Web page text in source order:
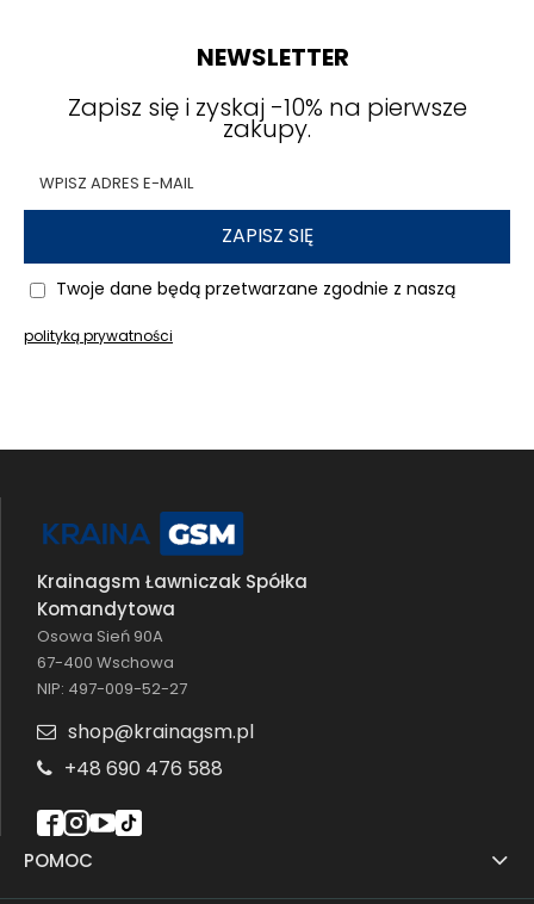
NEWSLETTER
Zapisz się i zyskaj -10% na pierwsze
zakupy.
ZAPISZ SIĘ
Twoje dane będą przetwarzane zgodnie z naszą
polityką prywatności
POMOC
Krainagsm Ławniczak Spółka
Komandytowa
Osowa Sień 90A
67-400 Wschowa
NIP: 497-009-52-27
shop@krainagsm.pl
+48 690 476 588